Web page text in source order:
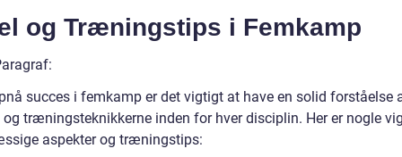
og Træningstips i Femkamp
succes i femkamp er det vigtigt at have en solid forståelse
og træningsteknikkerne inden for hver disciplin. Her er nogle
aspekter og træningstips: